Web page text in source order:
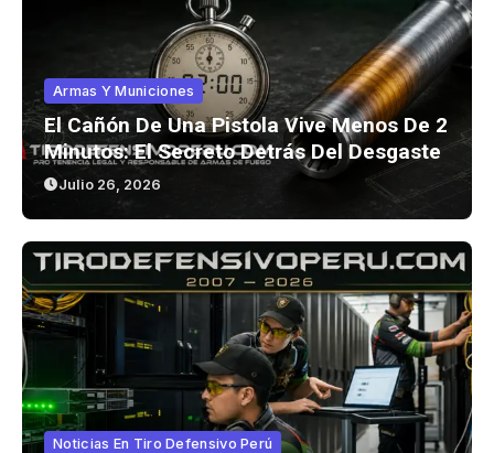
Armas Y Municiones
El Cañón De Una Pistola Vive Menos De 2
Minutos: El Secreto Detrás Del Desgaste
Julio 26, 2026
Noticias En Tiro Defensivo Perú